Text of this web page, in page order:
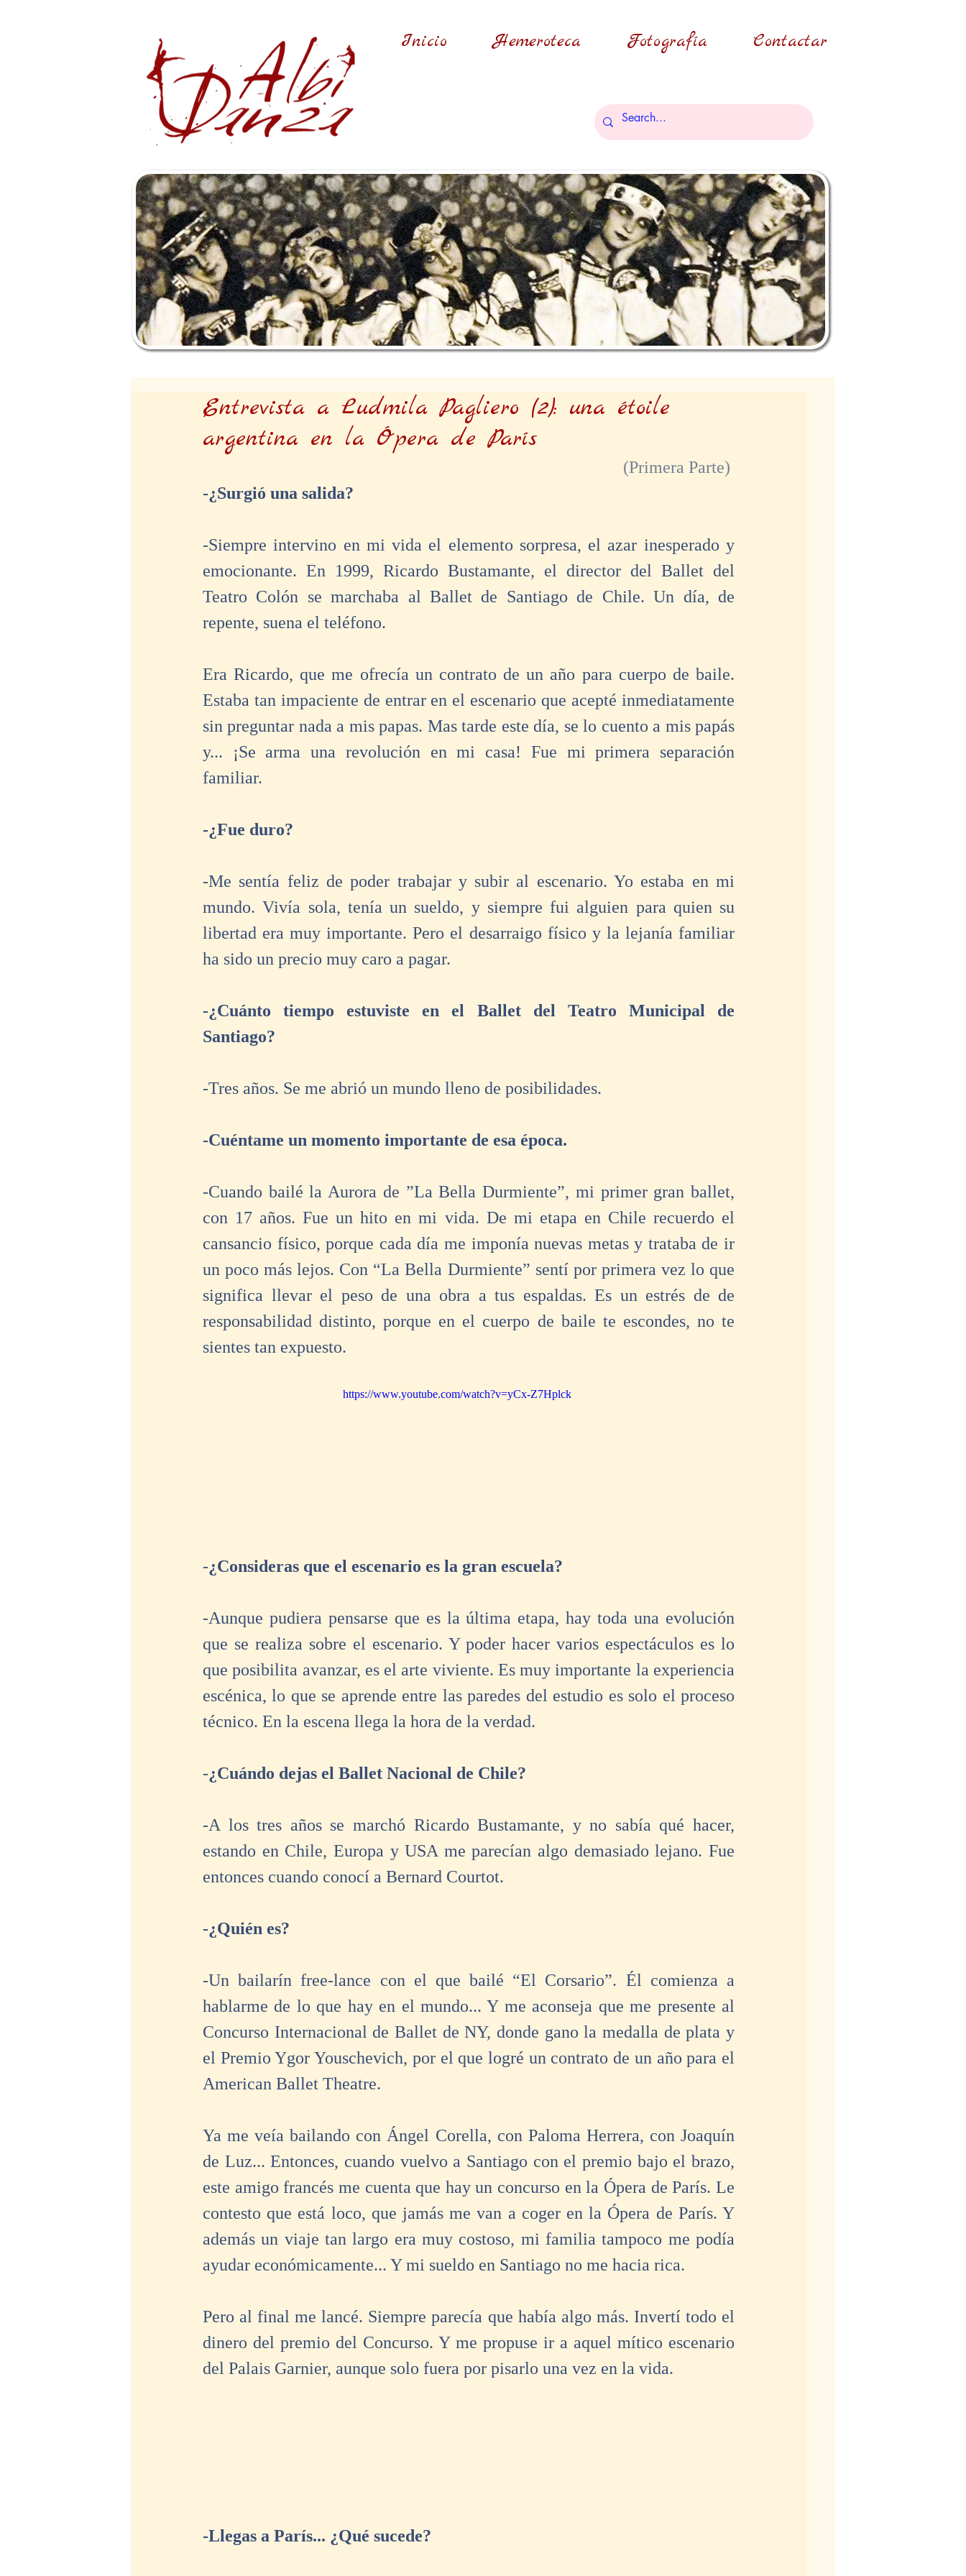
Inicio Hemeroteca Fotografía Contactar
Entrevista a Ludmila Pagliero (2): una étoile
argentina en la Ópera de París
(Primera Parte)
-¿Surgió una salida?
-Siempre intervino en mi vida el elemento sorpresa, el azar inesperado y
emocionante. En 1999, Ricardo Bustamante, el director del Ballet del
Teatro Colón se marchaba al Ballet de Santiago de Chile. Un día, de
repente, suena el teléfono.
Era Ricardo, que me ofrecía un contrato de un año para cuerpo de baile.
Estaba tan impaciente de entrar en el escenario que acepté inmediatamente
sin preguntar nada a mis papas. Mas tarde este día, se lo cuento a mis papás
y... ¡Se arma una revolución en mi casa! Fue mi primera separación
familiar.
-¿Fue duro?
-Me sentía feliz de poder trabajar y subir al escenario. Yo estaba en mi
mundo. Vivía sola, tenía un sueldo, y siempre fui alguien para quien su
libertad era muy importante. Pero el desarraigo físico y la lejanía familiar
ha sido un precio muy caro a pagar.
-¿Cuánto tiempo estuviste en el Ballet del Teatro Municipal de
Santiago?
-Tres años. Se me abrió un mundo lleno de posibilidades.
-Cuéntame un momento importante de esa época.
-Cuando bailé la Aurora de ”La Bella Durmiente”, mi primer gran ballet,
con 17 años. Fue un hito en mi vida. De mi etapa en Chile recuerdo el
cansancio físico, porque cada día me imponía nuevas metas y trataba de ir
un poco más lejos. Con “La Bella Durmiente” sentí por primera vez lo que
significa llevar el peso de una obra a tus espaldas. Es un estrés de de
responsabilidad distinto, porque en el cuerpo de baile te escondes, no te
sientes tan expuesto.
https://www.youtube.com/watch?v=yCx-Z7Hplck
-¿Consideras que el escenario es la gran escuela?
-Aunque pudiera pensarse que es la última etapa, hay toda una evolución
que se realiza sobre el escenario. Y poder hacer varios espectáculos es lo
que posibilita avanzar, es el arte viviente. Es muy importante la experiencia
escénica, lo que se aprende entre las paredes del estudio es solo el proceso
técnico. En la escena llega la hora de la verdad.
-¿Cuándo dejas el Ballet Nacional de Chile?
-A los tres años se marchó Ricardo Bustamante, y no sabía qué hacer,
estando en Chile, Europa y USA me parecían algo demasiado lejano. Fue
entonces cuando conocí a Bernard Courtot.
-¿Quién es?
-Un bailarín free-lance con el que bailé “El Corsario”. Él comienza a
hablarme de lo que hay en el mundo... Y me aconseja que me presente al
Concurso Internacional de Ballet de NY, donde gano la medalla de plata y
el Premio Ygor Youschevich, por el que logré un contrato de un año para el
American Ballet Theatre.
Ya me veía bailando con Ángel Corella, con Paloma Herrera, con Joaquín
de Luz... Entonces, cuando vuelvo a Santiago con el premio bajo el brazo,
este amigo francés me cuenta que hay un concurso en la Ópera de París. Le
contesto que está loco, que jamás me van a coger en la Ópera de París. Y
además un viaje tan largo era muy costoso, mi familia tampoco me podía
ayudar económicamente... Y mi sueldo en Santiago no me hacia rica.
Pero al final me lancé. Siempre parecía que había algo más. Invertí todo el
dinero del premio del Concurso. Y me propuse ir a aquel mítico escenario
del Palais Garnier, aunque solo fuera por pisarlo una vez en la vida.
-Llegas a París... ¿Qué sucede?